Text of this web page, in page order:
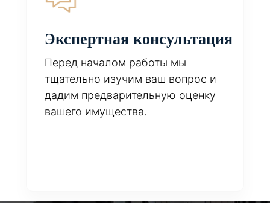
Экспертная консультация
Перед началом работы мы
тщательно изучим ваш вопрос и
дадим предварительную оценку
вашего имущества.